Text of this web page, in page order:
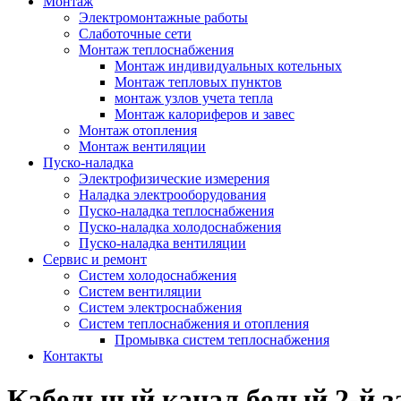
Электромонтажные работы
Слаботочные сети
Монтаж теплоснабжения
Монтаж индивидуальных котельных
Монтаж тепловых пунктов
монтаж узлов учета тепла
Монтаж калориферов и завес
Монтаж отопления
Монтаж вентиляции
Пуско-наладка
Электрофизические измерения
Наладка электрооборудования
Пуско-наладка теплоснабжения
Пуско-наладка холодоснабжения
Пуско-наладка вентиляции
Сервис и ремонт
Систем холодоснабжения
Систем вентиляции
Систем электроснабжения
Систем теплоснабжения и отопления
Промывка систем теплоснабжения
Контакты